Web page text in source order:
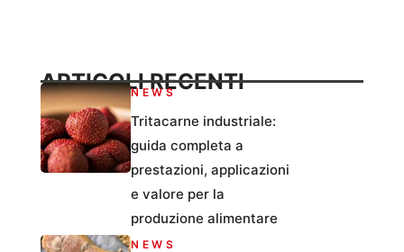
ARTICOLI RECENTI
NEWS
Tritacarne industriale:
guida completa a
prestazioni, applicazioni
e valore per la
produzione alimentare
NEWS